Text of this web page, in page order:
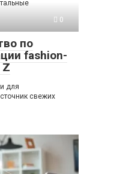
0
по
fashion-
Z
для
свежих